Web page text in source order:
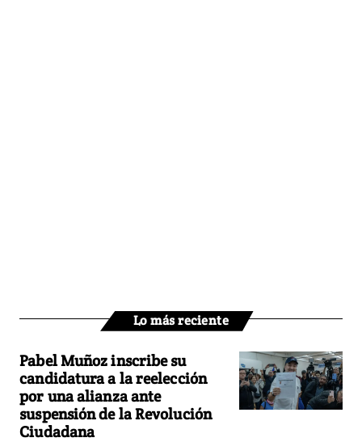
Lo más reciente
Pabel Muñoz inscribe su
candidatura a la reelección
por una alianza ante
suspensión de la Revolución
Ciudadana